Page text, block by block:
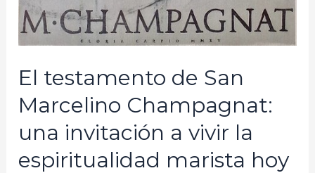
El testamento de San
Marcelino Champagnat:
una invitación a vivir la
espiritualidad marista hoy